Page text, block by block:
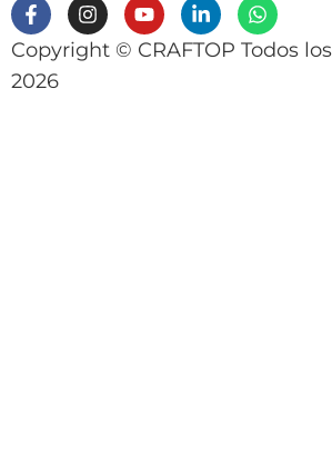
Copyright © CRAFTOP Todos
2026